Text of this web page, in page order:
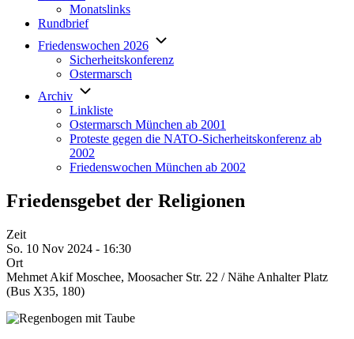
Monatslinks
Rundbrief
Friedenswochen 2026
Sicherheitskonferenz
Ostermarsch
Archiv
Linkliste
Ostermarsch München ab 2001
Proteste gegen die NATO-Sicherheitskonferenz ab
2002
Friedenswochen München ab 2002
Friedensgebet der Religionen
Zeit
So. 10 Nov 2024 - 16:30
Ort
Mehmet Akif Moschee, Moosacher Str. 22 / Nähe Anhalter Platz
(Bus X35, 180)